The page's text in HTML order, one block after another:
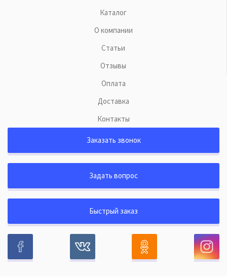
Каталог
О компании
Статьи
Отзывы
Оплата
Доставка
Контакты
Заказать звонок
Задать вопрос
Быстрый заказ